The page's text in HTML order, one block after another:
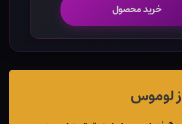
خرید محصول
لوموس